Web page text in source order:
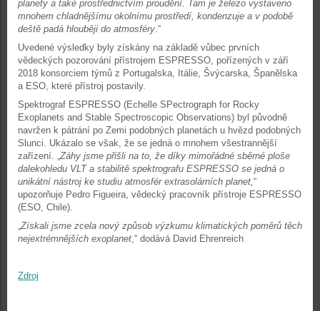
planety a také prostřednictvím proudění. Tam je železo vystaveno
mnohem chladnějšímu okolnímu prostředí, kondenzuje a v podobě
deště padá hlouběji do atmosféry.“
Uvedené výsledky byly získány na základě vůbec prvních
vědeckých pozorování přístrojem ESPRESSO, pořízených v září
2018 konsorciem týmů z Portugalska, Itálie, Švýcarska, Španělska
a ESO, které přístroj postavily.
Spektrograf ESPRESSO (Echelle SPectrograph for Rocky
Exoplanets and Stable Spectroscopic Observations) byl původně
navržen k pátrání po Zemi podobných planetách u hvězd podobných
Slunci. Ukázalo se však, že se jedná o mnohem všestrannější
zařízení. „Záhy jsme přišli na to, že díky mimořádné sběrné ploše
dalekohledu VLT a stabilitě spektrografu ESPRESSO se jedná o
unikátní nástroj ke studiu atmosfér extrasolárních planet,“
upozorňuje Pedro Figueira, vědecký pracovník přístroje ESPRESSO
(ESO, Chile).
„Získali jsme zcela nový způsob výzkumu klimatických poměrů těch
nejextrémnějších exoplanet,“ dodává David Ehrenreich
Zdroj